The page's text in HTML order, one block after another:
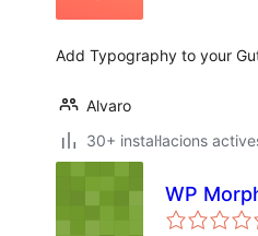
Add Typography to your
Alvaro
30+ instal·lacions
WP